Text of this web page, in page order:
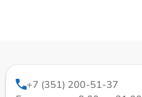
+7 (351) 200-51-37